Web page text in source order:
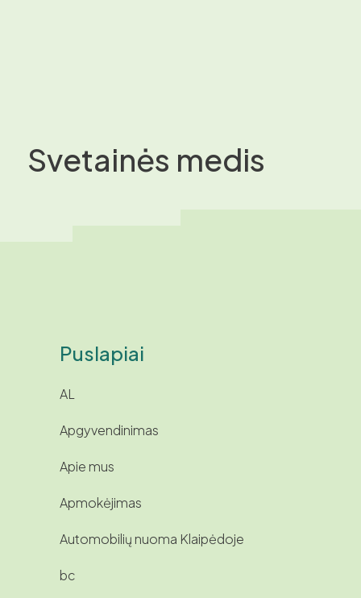
Svetainės medis
Puslapiai
AL
Apgyvendinimas
Apie mus
Apmokėjimas
Automobilių nuoma Klaipėdoje
bc